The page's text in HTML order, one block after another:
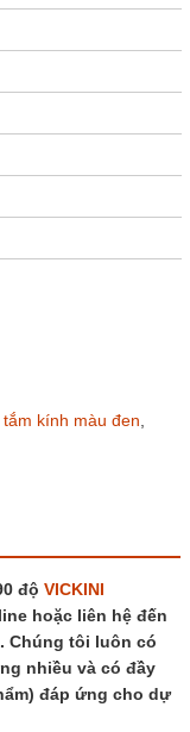
kính màu đen
độ VICKINI
hoặc liên hệ đến
Chúng tôi luôn có
nhiều và có đầy
đáp ứng cho dự